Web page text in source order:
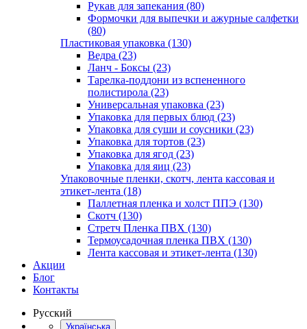
Рукав для запекания (80)
Формочки для выпечки и ажурные салфетки
(80)
Пластиковая упаковка (130)
Ведра (23)
Ланч - Боксы (23)
Тарелка-поддони из вспененного
полистирола (23)
Универсальная упаковка (23)
Упаковка для первых блюд (23)
Упаковка для суши и соусники (23)
Упаковка для тортов (23)
Упаковка для ягод (23)
Упаковка для яиц (23)
Упаковочные пленки, скотч, лента кассовая и
этикет-лента (18)
Паллетная пленка и холст ППЭ (130)
Скотч (130)
Стретч Пленка ПВХ (130)
Термоусадочная пленка ПВХ (130)
Лента кассовая и этикет-лента (130)
Акции
Блог
Контакты
Русский
Українська